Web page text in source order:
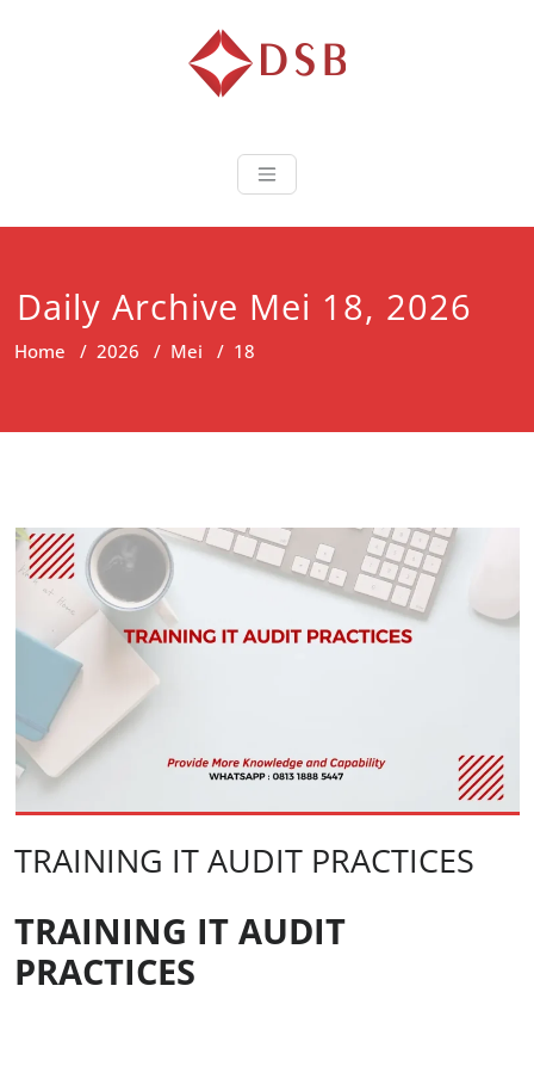
Diorama
Daily Archive Mei 18, 2026
Home / 2026 / Mei / 18
TRAINING IT AUDIT PRACTICES
TRAINING IT AUDIT
PRACTICES